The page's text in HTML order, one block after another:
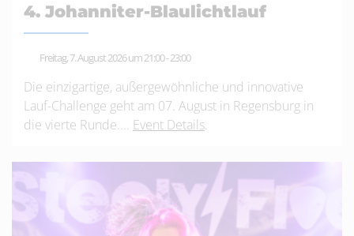
4. Johanniter-Blaulichtlauf
Freitag, 7. August 2026 um 21:00-23:00
Die einzigartige, außergewöhnliche und innovative
Lauf-Challenge geht am 07. August in Regensburg in
die vierte Runde.... Event Details.